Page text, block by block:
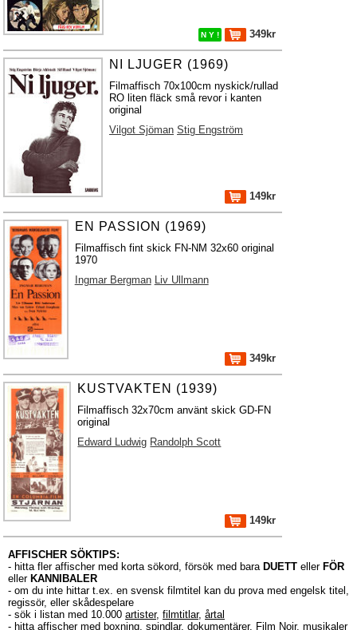
N Y ! 349kr
NI LJUGER (1969)
Filmaffisch 70x100cm nyskick/rullad
RO liten fläck små revor i kanten
original
Vilgot Sjöman Stig Engström
149kr
EN PASSION (1969)
Filmaffisch fint skick FN-NM 32x60 original
1970
Ingmar Bergman Liv Ullmann
349kr
KUSTVAKTEN (1939)
Filmaffisch 32x70cm använt skick GD-FN
original
Edward Ludwig Randolph Scott
149kr
AFFISCHER SÖKTIPS:
- hitta fler affischer med korta sökord, försök med bara DUETT eller FÖR
eller KANNIBALER
- om du inte hittar t.ex. en svensk filmtitel kan du prova med engelsk titel,
regissör, eller skådespelare
- sök i listan med 10.000 artister, filmtitlar, årtal
- hitta affischer med boxning, spindlar, dokumentärer, Film Noir, musikaler